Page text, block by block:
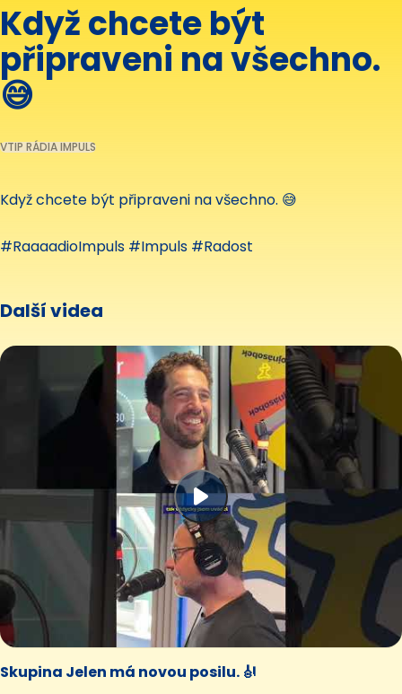
Když chcete být
připraveni na všechno.
😅
VTIP RÁDIA IMPULS
Když chcete být připraveni na všechno. 😅
#RaaaadioImpuls #Impuls #Radost
Další videa
Skupina Jelen má novou posilu. 🎻